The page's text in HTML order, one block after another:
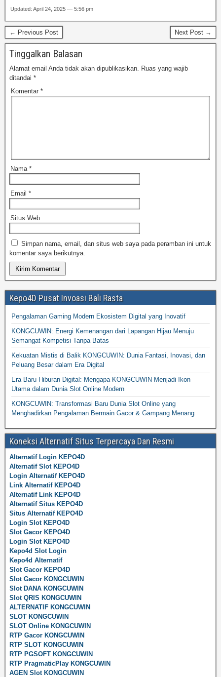
Updated: April 24, 2025 — 5:56 pm
← Previous Post Next Post →
Tinggalkan Balasan
Alamat email Anda tidak akan dipublikasikan. Ruas yang wajib
ditandai *
Komentar *
Nama *
Email *
Situs Web
Simpan nama, email, dan situs web saya pada peramban ini untuk
komentar saya berikutnya.
Kepo4D Pusat Invoasi Bali Rasta
Pengalaman Gaming Modern Ekosistem Digital yang Inovatif
KONGCUWIN: Energi Kemenangan dari Lapangan Hijau Menuju
Semangat Kompetisi Tanpa Batas
Kekuatan Mistis di Balik KONGCUWIN: Dunia Fantasi, Inovasi, dan
Peluang Besar dalam Era Digital
Era Baru Hiburan Digital: Mengapa KONGCUWIN Menjadi Ikon
Utama dalam Dunia Slot Online Modern
KONGCUWIN: Transformasi Baru Dunia Slot Online yang
Menghadirkan Pengalaman Bermain Gacor & Gampang Menang
Koneksi Alternatif Situs Terpercaya Dan Resmi
Alternatif Login KEPO4D
Alternatif Slot KEPO4D
Login Alternatif KEPO4D
Link Alternatif KEPO4D
Alternatif Link KEPO4D
Alternatif Situs KEPO4D
Situs Alternatif KEPO4D
Login Slot KEPO4D
Slot Gacor KEPO4D
Login Slot KEPO4D
Kepo4d Slot Login
Kepo4d Alternatif
Slot Gacor KEPO4D
Slot Gacor KONGCUWIN
Slot DANA KONGCUWIN
Slot QRIS KONGCUWIN
ALTERNATIF KONGCUWIN
SLOT KONGCUWIN
SLOT Online KONGCUWIN
RTP Gacor KONGCUWIN
RTP SLOT KONGCUWIN
RTP PGSOFT KONGCUWIN
RTP PragmaticPlay KONGCUWIN
AGEN Slot KONGCUWIN